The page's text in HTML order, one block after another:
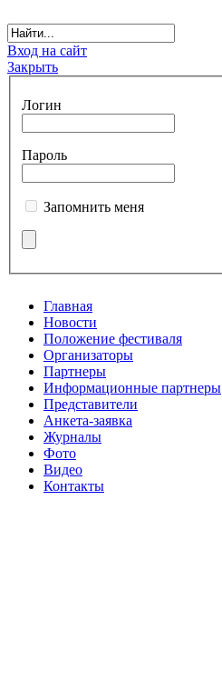
Вход на сайт
Закрыть
Логин
Пароль
Запомнить меня
Главная
Новости
Положение фестиваля
Организаторы
Партнеры
Информационные партнеры
Представители
Анкета-заявка
Журналы
Фото
Видео
Контакты